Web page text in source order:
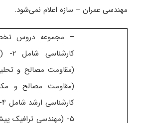
مهندسی عمران – سازه اعلام نمی‌شود.
– مجموعه دروس
(مقاومت مصالح و